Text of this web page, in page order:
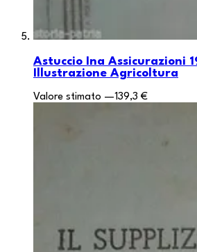
Astuccio Ina Assicurazioni
Illustrazione Agricoltura
Valore stimato —139,3 €